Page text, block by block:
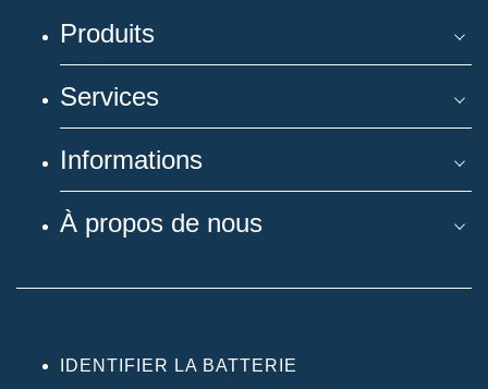
Produits
Services
Informations
À propos de nous
IDENTIFIER LA BATTERIE